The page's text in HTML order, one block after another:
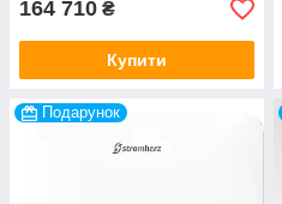
164 710 ₴
Купити
Подарунок